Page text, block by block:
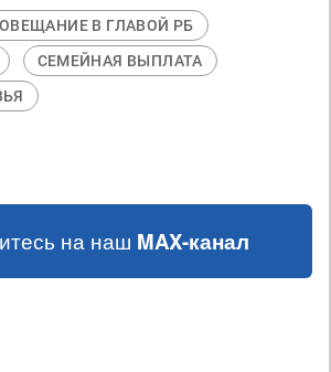
В ГЛАВОЙ РБ
СЕМЕЙНАЯ ВЫПЛАТА
на наш MAX-канал